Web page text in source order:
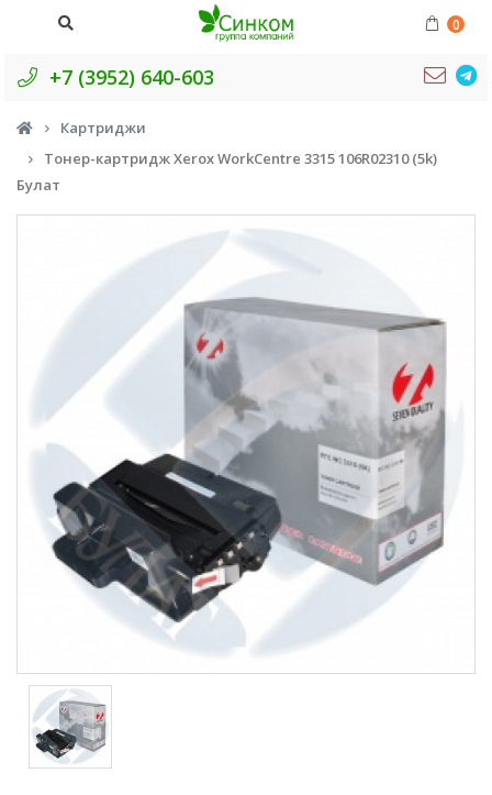
0
+7 (3952) 640-603
Картриджи
Тонер-картридж Xerox WorkCentre 3315 106R02310 (5k)
Булат